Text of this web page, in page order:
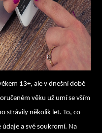
13+, ale v dnešní době
věku už umí se vším
strávily několik let. To, co
a své soukromí. Na